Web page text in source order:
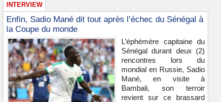
INTERVIEW
Enfin, Sadio Mané dit tout après l’échec du Sénégal à
la Coupe du monde
L’éphémère capitaine du
Sénégal durant deux (2)
rencontres lors du
mondial en Russie, Sadio
Mané, en visite à
Bambali, son terroir
revient sur ce brassard